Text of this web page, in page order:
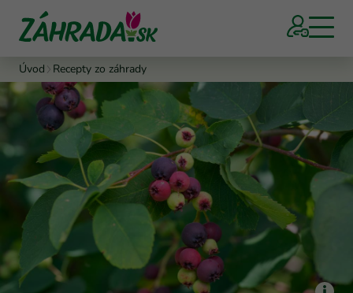
Úvod Recepty zo záhrady